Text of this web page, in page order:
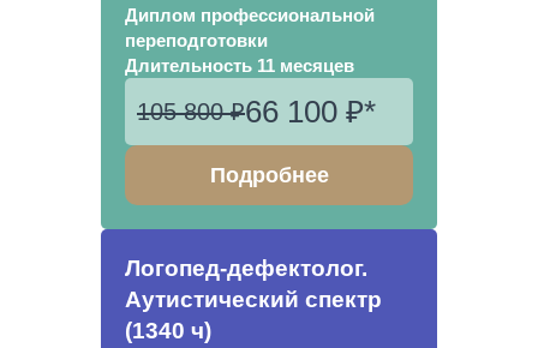
Диплом профессиональной
переподготовки
Длительность 11 месяцев
105 800 ₽66 100 ₽*
Подробнее
Логопед-дефектолог.
Аутистический спектр
(1340 ч)